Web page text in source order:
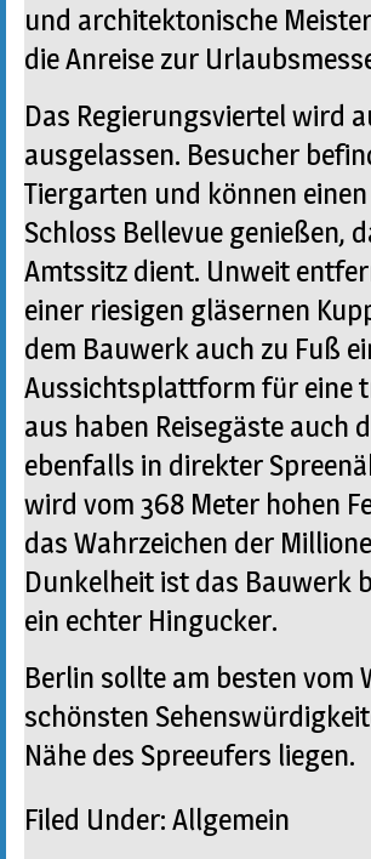
und architektonische
die Anreise zur
Das Regierungsviertel wird
ausgelassen. Besucher
Tiergarten und können
Schloss Bellevue genießen,
Amtssitz dient. Unweit
einer riesigen gläsernen
dem Bauwerk auch zu Fuß
Aussichtsplattform für eine
aus haben Reisegäste auch
ebenfalls in direkter
wird vom 368 Meter hohen
das Wahrzeichen der
Dunkelheit ist das Bauwerk
ein echter Hingucker.
Berlin sollte am besten vom
schönsten
Nähe des Spreeufers liegen.
Filed Under: Allgemein